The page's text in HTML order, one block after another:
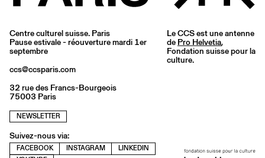
Centre culturel suisse. Paris
Pause estivale - réouverture mardi 1er
septembre
ccs@ccsparis.com
32 rue des Francs-Bourgeois
75003 Paris
NEWSLETTER
Suivez-nous via:
FACEBOOK INSTAGRAM
LINKEDIN
Le CCS est une antenne
de Pro Helvetia,
Fondation suisse pour la
culture.